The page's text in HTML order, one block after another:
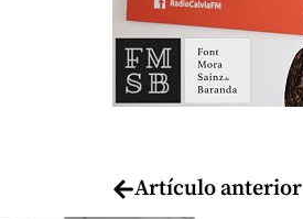
Artículo anterior